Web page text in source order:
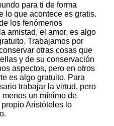
para ti de forma
lo que acontece es gratis.
los fenómenos
amistad, el amor, es algo
Trabajamos por
otras cosas que
y de su conservación
aspectos, pero en otros
es algo gratuito. Para
trabajar la virtud, pero
un mínimo de
Aristóteles lo